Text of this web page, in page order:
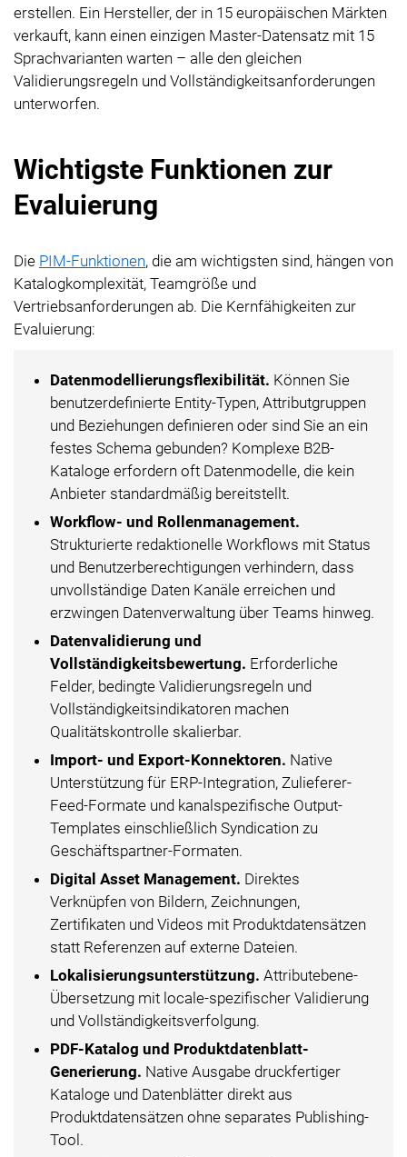
erstellen. Ein Hersteller, der in 15 europäischen Märkten
verkauft, kann einen einzigen Master-Datensatz mit 15
Sprachvarianten warten – alle den gleichen
Validierungsregeln und Vollständigkeitsanforderungen
unterworfen.
Wichtigste Funktionen zur
Evaluierung
Die PIM-Funktionen, die am wichtigsten sind, hängen von
Katalogkomplexität, Teamgröße und
Vertriebsanforderungen ab. Die Kernfähigkeiten zur
Evaluierung:
Datenmodellierungsflexibilität. Können Sie
benutzerdefinierte Entity-Typen, Attributgruppen
und Beziehungen definieren oder sind Sie an ein
festes Schema gebunden? Komplexe B2B-
Kataloge erfordern oft Datenmodelle, die kein
Anbieter standardmäßig bereitstellt.
Workflow- und Rollenmanagement.
Strukturierte redaktionelle Workflows mit Status
und Benutzerberechtigungen verhindern, dass
unvollständige Daten Kanäle erreichen und
erzwingen Datenverwaltung über Teams hinweg.
Datenvalidierung und
Vollständigkeitsbewertung. Erforderliche
Felder, bedingte Validierungsregeln und
Vollständigkeitsindikatoren machen
Qualitätskontrolle skalierbar.
Import- und Export-Konnektoren. Native
Unterstützung für ERP-Integration, Zulieferer-
Feed-Formate und kanalspezifische Output-
Templates einschließlich Syndication zu
Geschäftspartner-Formaten.
Digital Asset Management. Direktes
Verknüpfen von Bildern, Zeichnungen,
Zertifikaten und Videos mit Produktdatensätzen
statt Referenzen auf externe Dateien.
Lokalisierungsunterstützung. Attributebene-
Übersetzung mit locale-spezifischer Validierung
und Vollständigkeitsverfolgung.
PDF-Katalog und Produktdatenblatt-
Generierung. Native Ausgabe druckfertiger
Kataloge und Datenblätter direkt aus
Produktdatensätzen ohne separates Publishing-
Tool.